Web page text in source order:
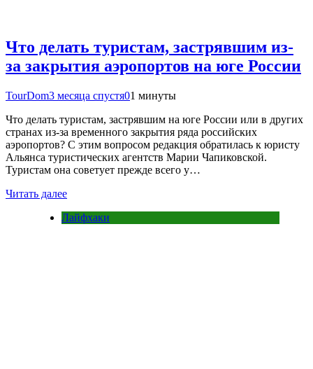
Что делать туристам, застрявшим из-
за закрытия аэропортов на юге России
TourDom3 месяца спустя01 минуты
Что делать туристам, застрявшим на юге России или в других
странах из-за временного закрытия ряда российских
аэропортов? С этим вопросом редакция обратилась к юристу
Альянса туристических агентств Марии Чапиковской.
Туристам она советует прежде всего у…
Читать далее
Лайфхаки